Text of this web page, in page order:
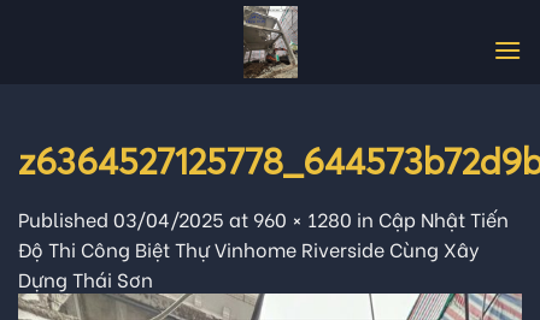
Published 03/04/2025 at 960 × 1280 in Cập Nhật Tiến
Độ Thi Công Biệt Thự Vinhome Riverside Cùng Xây
Dựng Thái Sơn